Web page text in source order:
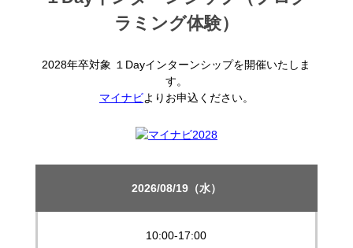
ラミング体験）
2028年卒対象 １Dayインターンシップを開催いたしま
す。
マイナビよりお申込ください。
2026/08/19（水）
10:00-17:00